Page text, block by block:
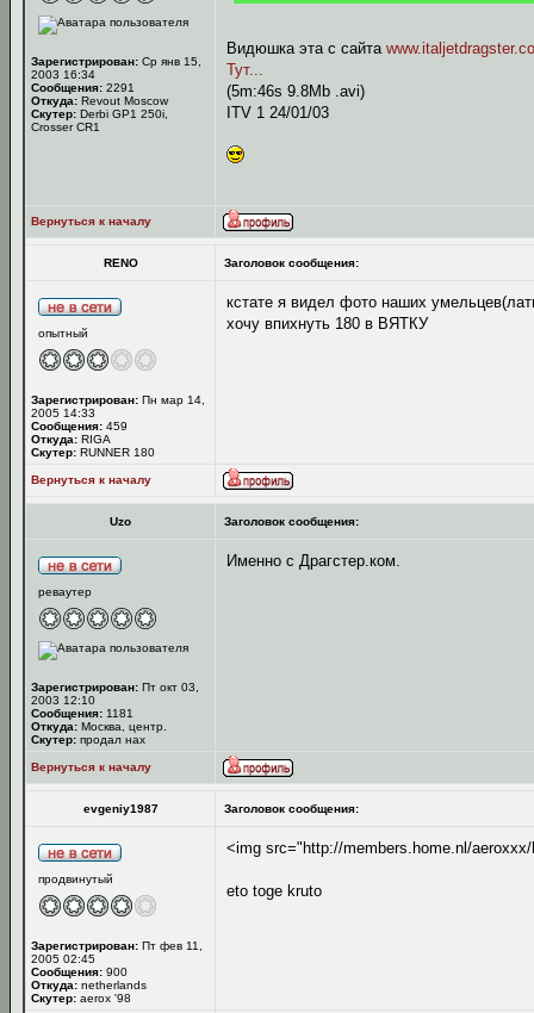
Зарегистрирован: Ср янв 15,
2003 16:34
Сообщения: 2291
Откуда: Revout Moscow
Скутер: Derbi GP1 250i,
Crosser CR1
Видюшка эта с сайта
Тут...
(5m:46s 9.8Mb .avi)
ITV 1 24/01/03
Вернуться к началу
RENO Заголовок сообщения:
опытный
Зарегистрирован: Пн мар 14,
2005 14:33
Сообщения: 459
Откуда: RIGA
Скутер: RUNNER 180
кстате я видел фото наших
хочу впихнуть 180 в ВЯТКУ
Вернуться к началу
Uzo Заголовок сообщения:
реваутер
Зарегистрирован: Пт окт 03,
2003 12:10
Сообщения: 1181
Откуда: Москва, центр.
Скутер: продал нах
Именно с Драгстер.ком.
Вернуться к началу
evgeniy1987 Заголовок сообщения:
продвинутый
Зарегистрирован: Пт фев 11,
2005 02:45
Сообщения: 900
Откуда: netherlands
Скутер: aerox '98
<img src="http://members.home.nl/
eto toge kruto